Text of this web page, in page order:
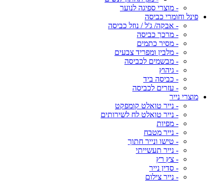
- מוצרי ספיגה לנוער
פינל וחומרי כביסה
- אבקה/ ג'ל / נוזל כביסה
- מרכך כביסה
- מסיר כתמים
- מלבין ומפריד צבעים
- מבשמים לכביסה
- גיהוץ
- כביסה ביד
- עזרים לכביסה
מוצרי נייר
- נייר טואלט קומפקט
- נייר טואלט לח לשירותים
- מפיות
- נייר מטבח
- טישו ונייר חתוך
- נייר תעשייתי
- צץ רץ
- סדין נייר
- נייר צילום